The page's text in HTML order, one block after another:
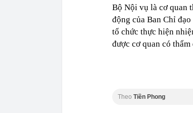
Bộ Nội vụ là cơ quan
động của Ban Chỉ
tổ chức thực hiện
được cơ quan có
Theo Tiền Phong